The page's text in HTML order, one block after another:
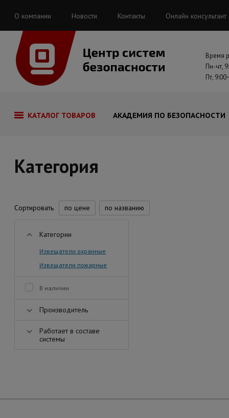
О компании Новости Контакты Онлайн консультант
Время
Пн-чт,
Пт,
КАТАЛОГ ТОВАРОВ АКАДЕМИЯ ПО БЕЗОПАСНОСТИ
Категория
Сортировать по цене по названию
Категории
Извещатели охранные
Извещатели пожарные
В наличии
Производитель
Работает в составе
системы